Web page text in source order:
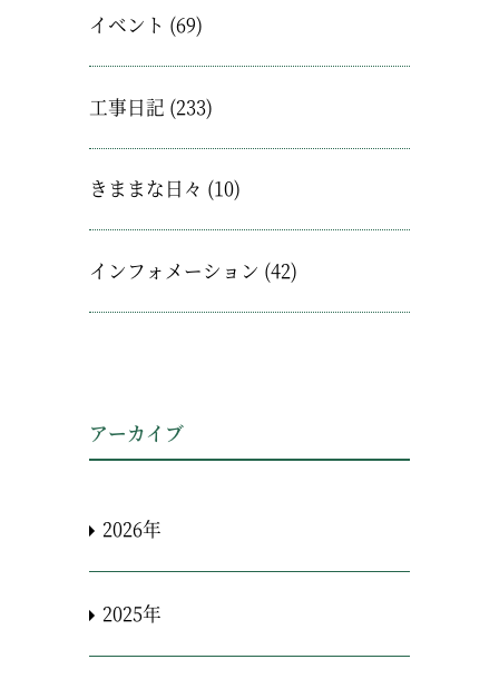
イベント (69)
工事日記 (233)
きままな日々 (10)
インフォメーション (42)
アーカイブ
2026年
2025年